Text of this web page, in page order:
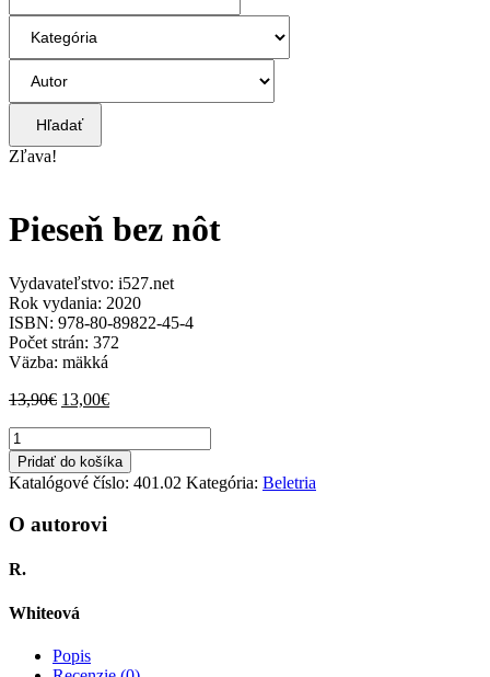
Hľadať
Zľava!
Pieseň bez nôt
Vydavateľstvo: i527.net
Rok vydania: 2020
ISBN: 978-80-89822-45-4
Počet strán: 372
Väzba: mäkká
13,90€ Pôvodná
13,90€.
13,00€Aktuálna
13,00€.
množstvo
Pieseň
bez
nôt
Pridať do košíka
Katalógové číslo: 401.02 Kategória: Beletria
O autorovi
R.
Whiteová
Popis